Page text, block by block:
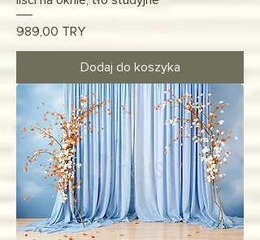
Cena
989,00 TRY
Dodaj do koszyka